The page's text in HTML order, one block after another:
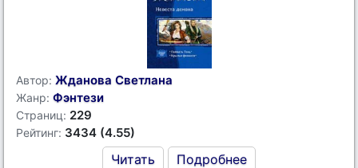
Автор: Жданова Светлана
Жанр: Фэнтези
Страниц: 229
Рейтинг: 3434 (4.55)
Читать Подробнее